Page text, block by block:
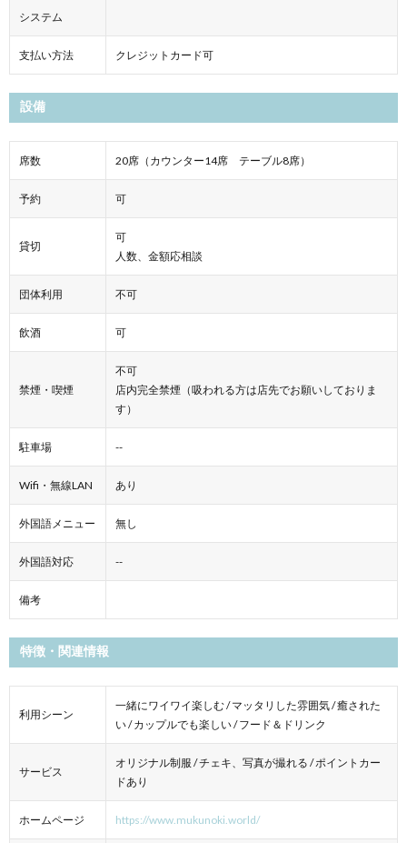
システム
支払い方法 クレジットカード可
設備
席数 20席（カウンター14席 テーブル8席）
予約 可
貸切
可
人数、金額応相談
団体利用 不可
飲酒 可
禁煙・喫煙
不可
店内完全禁煙（吸われる方は店先でお願いしておりま
す）
駐車場 --
Wifi・無線LAN あり
外国語メニュー 無し
外国語対応 --
備考
特徴・関連情報
利用シーン
一緒にワイワイ楽しむ / マッタリした雰囲気 / 癒された
い / カップルでも楽しい / フード＆ドリンク
サービス
オリジナル制服 / チェキ、写真が撮れる / ポイントカー
ドあり
ホームページ https://www.mukunoki.world/